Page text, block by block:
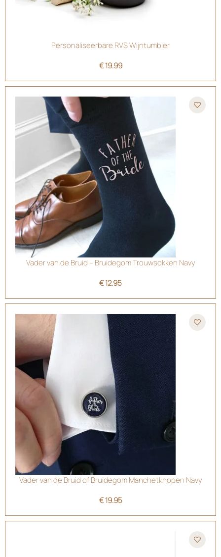
Personaliseerbare RVS Wijntumbler
€19.99
Vader van de Bruid – Bruidegom Trouwsokken Navy
€12.95
Vader van de Bruid of Bruidegom Manchetknopen Navy
€19.95